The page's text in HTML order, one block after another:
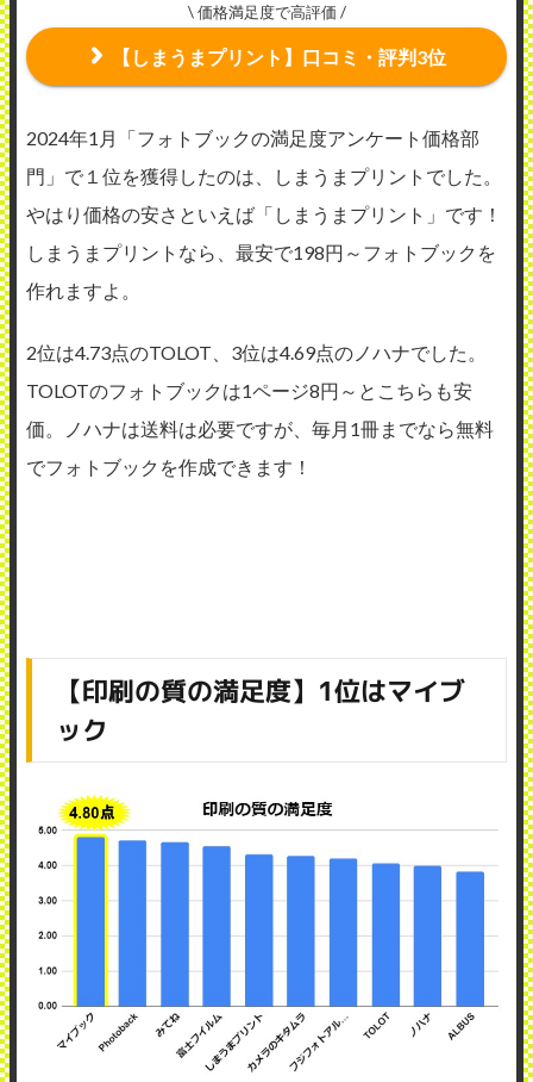
\ 価格満足度で高評価 /
【しまうまプリント】口コミ・評判3位
2024年1月「フォトブックの満足度アンケート価格部
門」で１位を獲得したのは、しまうまプリントでした。
やはり価格の安さといえば「しまうまプリント」です！
しまうまプリントなら、最安で198円～フォトブックを
作れますよ。
2位は4.73点のTOLOT、3位は4.69点のノハナでした。
TOLOTのフォトブックは1ページ8円～とこちらも安
価。ノハナは送料は必要ですが、毎月1冊までなら無料
でフォトブックを作成できます！
【印刷の質の満足度】1位はマイブ
ック